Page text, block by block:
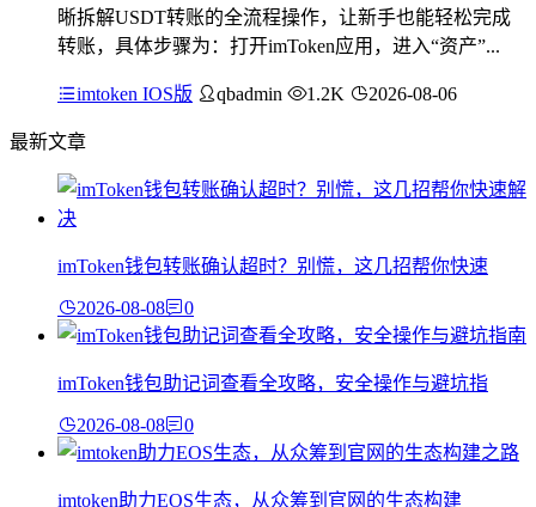
晰拆解USDT转账的全流程操作，让新手也能轻松完成
转账，具体步骤为：打开imToken应用，进入“资产”...
imtoken IOS版 qbadmin 1.2K 2026-08-06
最新文章
imToken钱包转账确认超时？别慌，这几招帮你快速
2026-08-08 0
imToken钱包助记词查看全攻略，安全操作与避坑指
2026-08-08 0
imtoken助力EOS生态，从众筹到官网的生态构建